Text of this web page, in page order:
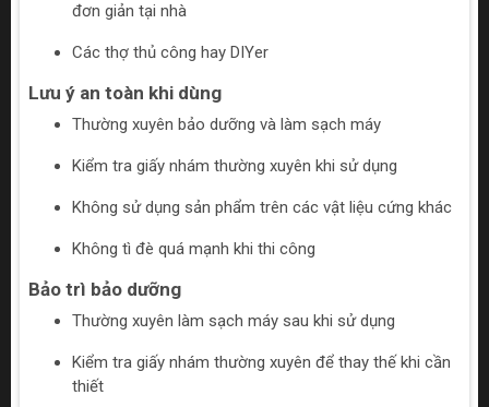
đơn giản tại nhà
Các thợ thủ công hay DIYer
Lưu ý an toàn khi dùng
Thường xuyên bảo dưỡng và làm sạch máy
Kiểm tra giấy nhám thường xuyên khi sử dụng
Không sử dụng sản phẩm trên các vật liệu cứng khác
Không tì đè quá mạnh khi thi công
Bảo trì bảo dưỡng
Thường xuyên làm sạch máy sau khi sử dụng
Kiểm tra giấy nhám thường xuyên để thay thế khi cần
thiết